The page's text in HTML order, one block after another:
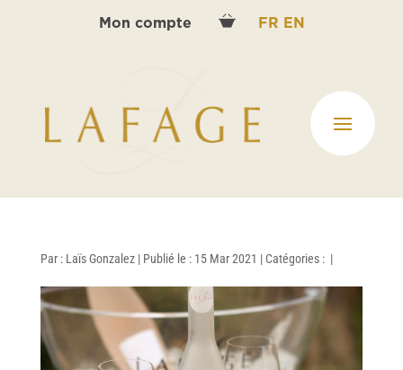
Mon compte FR EN
Par : Laïs Gonzalez | Publié le : 15 Mar 2021 | Catégories : |